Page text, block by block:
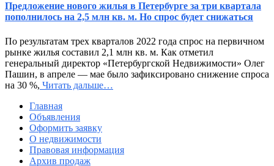
Предложение нового жилья в Петербурге за три квартала
пополнилось на 2,5 млн кв. м. Но спрос будет снижаться
По результатам трех кварталов 2022 года спрос на первичном
рынке жилья составил 2,1 млн кв. м. Как отметил
генеральный директор «Петербургской Недвижимости» Олег
Пашин, в апреле — мае было зафиксировано снижение спроса
на 30 %, Читать дальше…
Главная
Объявления
Оформить заявку
О недвижимости
Правовая информация
Архив продаж